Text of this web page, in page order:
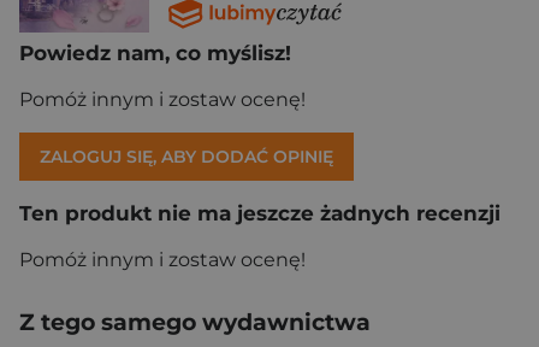
Powiedz nam, co myślisz!
Pomóż innym i zostaw ocenę!
ZALOGUJ SIĘ, ABY DODAĆ OPINIĘ
Ten produkt nie ma jeszcze żadnych recenzji
Pomóż innym i zostaw ocenę!
Z tego samego wydawnictwa